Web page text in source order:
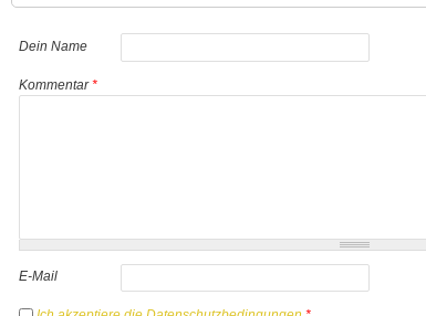
Dein Name
Kommentar*
E-Mail